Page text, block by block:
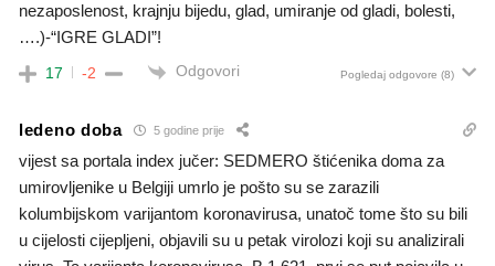
nezaposlenost, krajnju bijedu, glad, umiranje od gladi, bolesti,
….)-“IGRE GLADI”!
17 -2 Odgovori Pogledaj odgovore (8)
ledeno doba 5 godine prije
vijest sa portala index jučer: SEDMERO štićenika doma za
umirovljenike u Belgiji umrlo je pošto su se zarazili
kolumbijskom varijantom koronavirusa, unatoč tome što su bili
u cijelosti cijepljeni, objavili su u petak virolozi koji su analizirali